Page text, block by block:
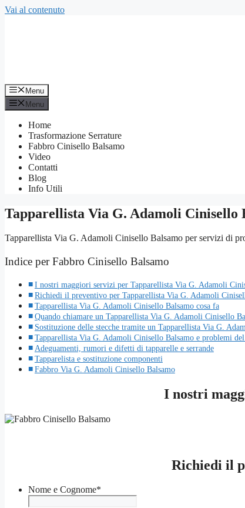
Vai al contenuto
Menu
Menu
Home
Trasformazione Serrature
Fabbro Cinisello Balsamo
Video
Contatti
Blog
Info Utili
Tapparellista Via G. Adamoli Cinisello
Tapparellista Via G. Adamoli Cinisello Balsamo per servizi di
Indice per Fabbro Cinisello Balsamo
I nostri maggiori servizi per Tapparellista Via G. Adamoli
Richiedi il preventivo per Tapparellista Via G. Adamoli
Tapparellista Via G. Adamoli Cinisello Balsamo cosa fa
Quando chiamare un Tapparellista Via G. Adamoli Cinisello
Sostituzione delle stecche tramite un Tapparellista Via G.
Tapparellista Via G. Adamoli Cinisello Balsamo e problemi del
Adeguamenti, rumori e difetti di tapparelle e serrande
Tapparelista e sostituzione componenti
Fabbro Via G. Adamoli Cinisello Balsamo
I nostri
Richiedi il
Nome e Cognome*